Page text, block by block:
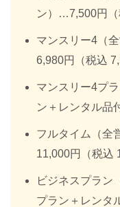
ン）…7,500円（
マンスリー4（
6,980円（税込
マンスリー4プ
ン＋レンタル品
フルタイム（全
11,000円（税込
ビジネスプラン
プラン＋レンタ